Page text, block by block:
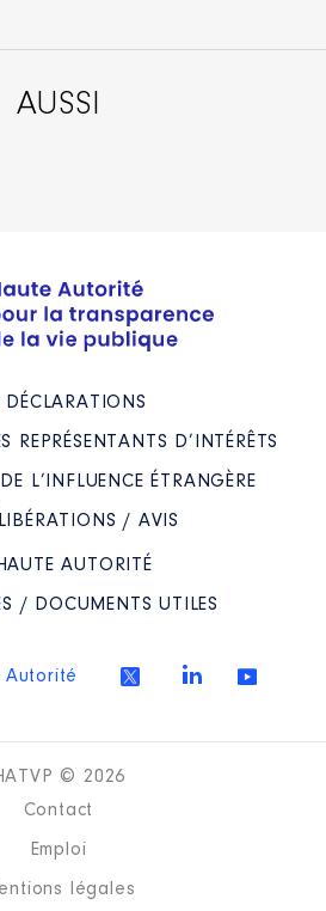
AUSSI
DÉCLARATIONS
REPRÉSENTANTS D’INTÉRÊTS
L’INFLUENCE ÉTRANGÈRE
/ AVIS
AUTORITÉ
/ DOCUMENTS UTILES
Autorité
© 2026
Contact
Emploi
légales